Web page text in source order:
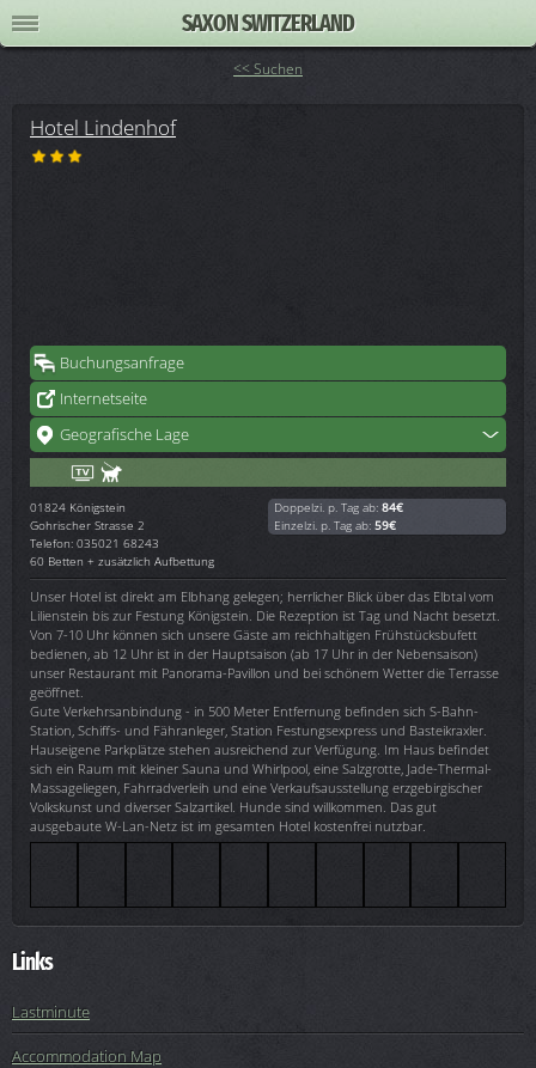
SAXON SWITZERLAND
<< Suchen
Hotel Lindenhof
Buchungsanfrage
Internetseite
Geografische Lage
01824 Königstein
Gohrischer Strasse 2
Telefon: 035021 68243
60 Betten + zusätzlich Aufbettung
Doppelzi. p. Tag ab: 84€
Einzelzi. p. Tag ab: 59€
Unser Hotel ist direkt am Elbhang gelegen; herrlicher Blick über das Elbtal vom
Lilienstein bis zur Festung Königstein. Die Rezeption ist Tag und Nacht besetzt.
Von 7-10 Uhr können sich unsere Gäste am reichhaltigen Frühstücksbufett
bedienen, ab 12 Uhr ist in der Hauptsaison (ab 17 Uhr in der Nebensaison)
unser Restaurant mit Panorama-Pavillon und bei schönem Wetter die Terrasse
geöffnet.
Gute Verkehrsanbindung - in 500 Meter Entfernung befinden sich S-Bahn-
Station, Schiffs- und Fähranleger, Station Festungsexpress und Basteikraxler.
Hauseigene Parkplätze stehen ausreichend zur Verfügung. Im Haus befindet
sich ein Raum mit kleiner Sauna und Whirlpool, eine Salzgrotte, Jade-Thermal-
Massageliegen, Fahrradverleih und eine Verkaufsausstellung erzgebirgischer
Volkskunst und diverser Salzartikel. Hunde sind willkommen. Das gut
ausgebaute W-Lan-Netz ist im gesamten Hotel kostenfrei nutzbar.
Links
Lastminute
Accommodation Map